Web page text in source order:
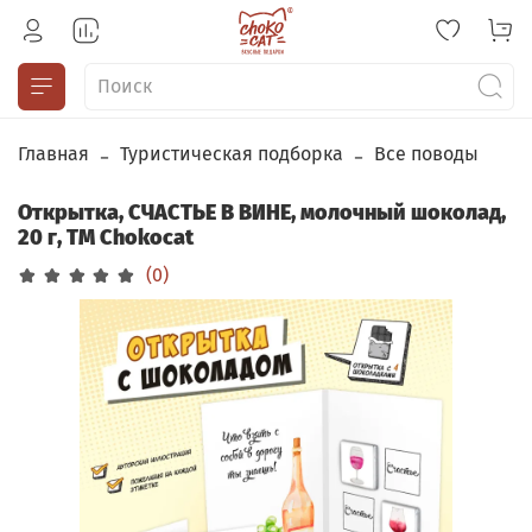
Главная Туристическая подборка Все поводы
Открытка, СЧАСТЬЕ В ВИНЕ, молочный шоколад,
20 г, TM Chokocat
(0)